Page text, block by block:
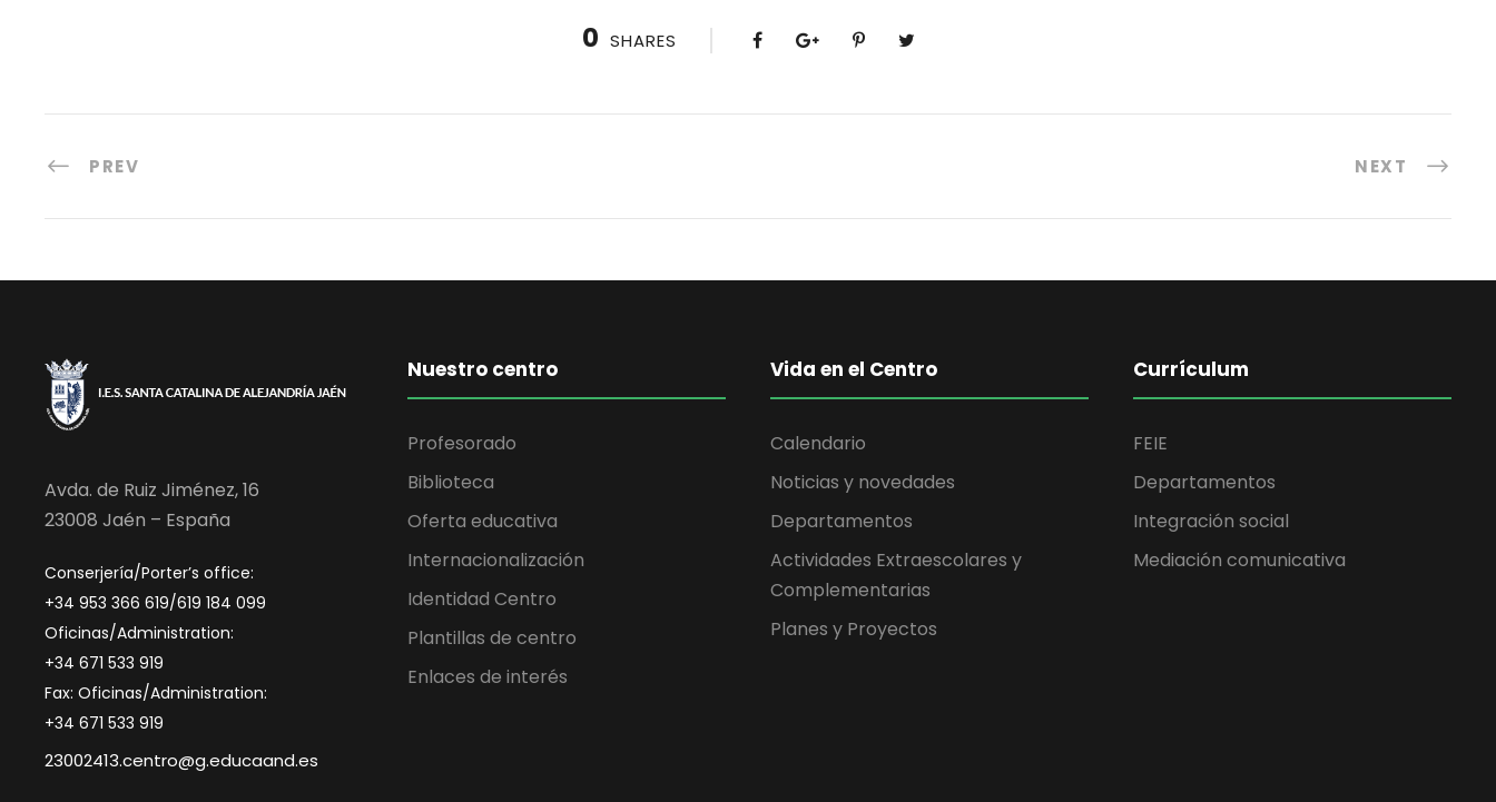
0 SHARES
PREV NEXT
Avda. de Ruiz Jiménez, 16
23008 Jaén – España
Conserjería/Porter’s office:
+34 953 366 619/619 184 099
Oficinas/Administration:
+34 671 533 919
Fax: Oficinas/Administration:
+34 671 533 919
23002413.centro@g.educaand.es
Nuestro centro
Profesorado
Biblioteca
Oferta educativa
Internacionalización
Identidad Centro
Plantillas de centro
Enlaces de interés
Vida en el Centro
Calendario
Noticias y novedades
Departamentos
Actividades Extraescolares y
Complementarias
Planes y Proyectos
Currículum
FEIE
Departamentos
Integración social
Mediación comunicativa